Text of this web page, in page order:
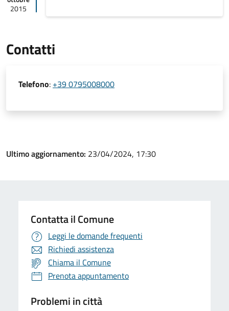
2015
Contatti
Telefono: +39 0795008000
Ultimo aggiornamento: 23/04/2024, 17:30
Contatta il Comune
Leggi le domande frequenti
Richiedi assistenza
Chiama il Comune
Prenota appuntamento
Problemi in città